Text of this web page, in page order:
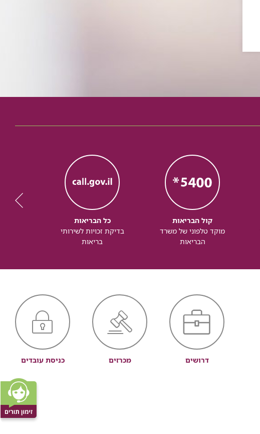
קול הבריאות
מוקד טלפוני של משרד
הבריאות
כל הבריאות
בדיקת זכויות לשירותי
בריאות
דרושים מכרזים כניסת עובדים